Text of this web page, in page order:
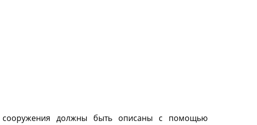
сооружения должны быть описаны с помощью